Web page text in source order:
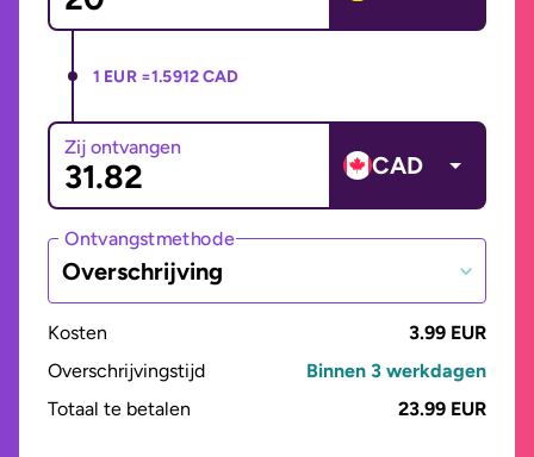
1 EUR =1.5912 CAD
Zij ontvangen
CAD
Ontvangstmethode
Overschrijving
Kosten
3.99 EUR
Overschrijvingstijd
Binnen 3 werkdagen
Totaal te betalen
23.99 EUR